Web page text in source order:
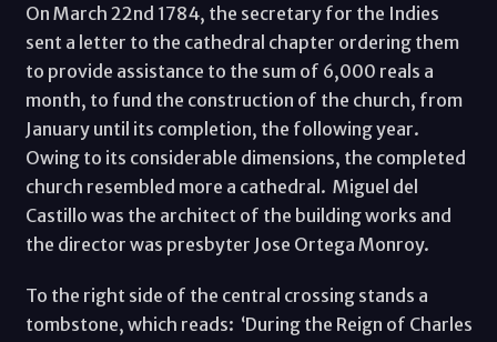
On March 22nd 1784, the secretary for the Indies
sent a letter to the cathedral chapter ordering them
to provide assistance to the sum of 6,000 reals a
month, to fund the construction of the church, from
January until its completion, the following year.
Owing to its considerable dimensions, the completed
church resembled more a cathedral. Miguel del
Castillo was the architect of the building works and
the director was presbyter Jose Ortega Monroy.
To the right side of the central crossing stands a
tombstone, which reads: ‘During the Reign of Charles